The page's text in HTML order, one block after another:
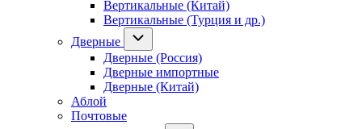
Вертикальные (Китай)
Вертикальные (Турция и др.)
Дверные
Дверные (Россия)
Дверные импортные
Дверные (Китай)
Аблой
Почтовые